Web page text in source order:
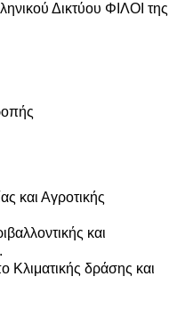
Δικτύου ΦΙΛΟΙ της
και Αγροτικής
και
δράσης και